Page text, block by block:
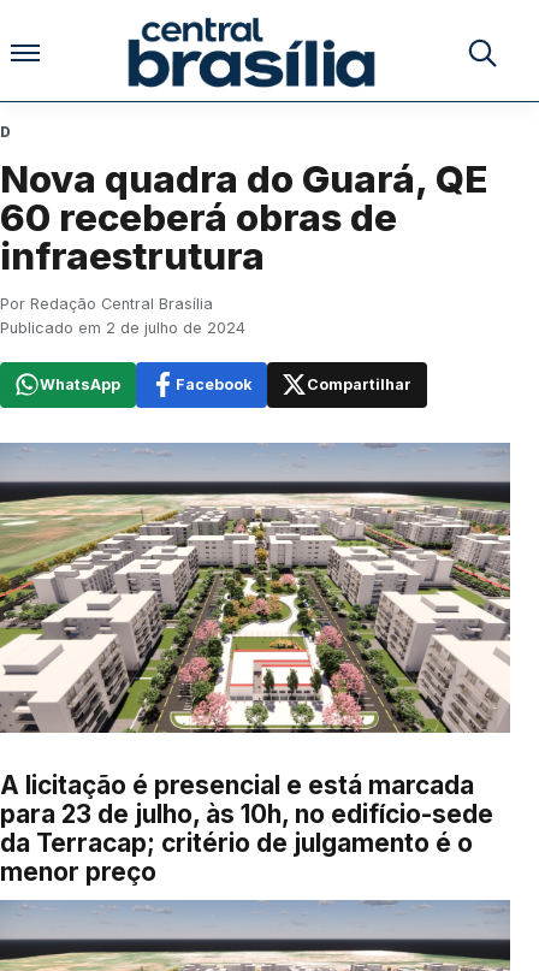
Pular para o conteúdo
Buscar
D
Nova quadra do Guará, QE
60 receberá obras de
infraestrutura
Por Redação Central Brasília
Publicado em 2 de julho de 2024
WhatsApp Facebook Compartilhar
A licitação é presencial e está marcada
para 23 de julho, às 10h, no edifício-sede
da Terracap; critério de julgamento é o
menor preço